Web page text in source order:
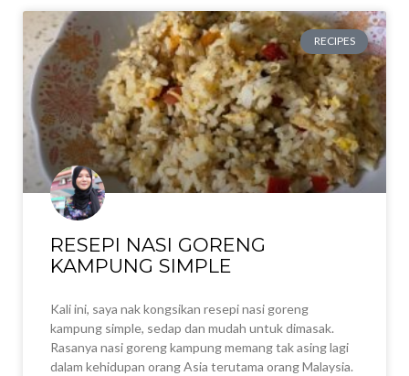
RECIPES
RESEPI NASI GORENG
KAMPUNG SIMPLE
Kali ini, saya nak kongsikan resepi nasi goreng
kampung simple, sedap dan mudah untuk dimasak.
Rasanya nasi goreng kampung memang tak asing lagi
dalam kehidupan orang Asia terutama orang Malaysia.